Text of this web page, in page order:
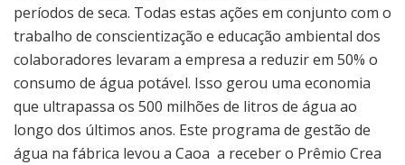
períodos de seca. Todas estas ações em conjunto com o
trabalho de conscientização e educação ambiental dos
colaboradores levaram a empresa a reduzir em 50% o
consumo de água potável. Isso gerou uma economia
que ultrapassa os 500 milhões de litros de água ao
longo dos últimos anos. Este programa de gestão de
água na fábrica levou a Caoa a receber o Prêmio Crea